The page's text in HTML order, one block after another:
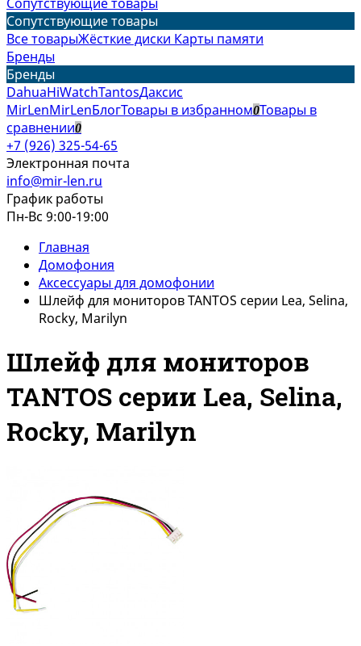
Сопутствующие товары
Все товарыЖёсткие диски Карты памяти
Бренды
Бренды
DahuaHiWatchTantosДаксис
MirLenMirLenБлогТовары в избранном0Товары в
сравнении0
+7 (926) 325-54-65
Электронная почта
info@mir-len.ru
График работы
Пн-Вс 9:00-19:00
Главная
Домофония
Аксессуары для домофонии
Шлейф для мониторов TANTOS серии Lea, Selina,
Rocky, Marilyn
Шлейф для мониторов
TANTOS серии Lea, Selina,
Rocky, Marilyn